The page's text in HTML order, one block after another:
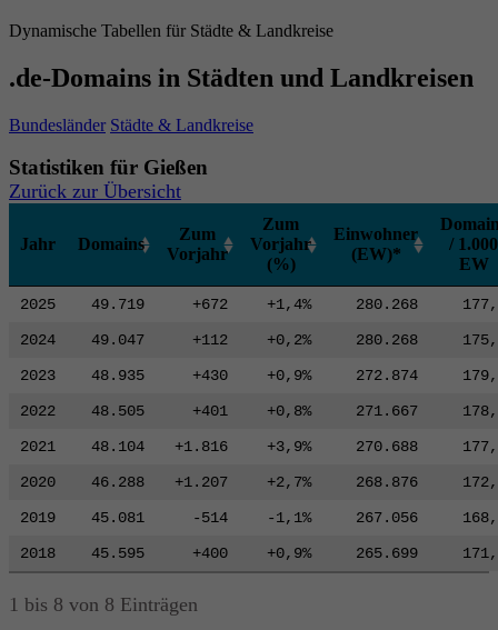
Dynamische Tabellen für Städte & Landkreise
.de-Domains in Städten und Landkreisen
Bundesländer Städte & Landkreise
Statistiken für Gießen
Zurück zur Übersicht
Jahr Domains
Zum
Vorjahr
Zum
Vorjahr
(%)
Einwohner
(EW)*
/ 1.000
EW
2025 49.719 +672 +1,4% 280.268
2024
49.047 +112 +0,2% 280.268
2023
48.935 +430 +0,9% 272.874
2022
48.505 +401 +0,8% 271.667
2021
48.104 +1.816 +3,9% 270.688
2020
46.288 +1.207 +2,7% 268.876
2019
45.081 -514 -1,1% 267.056
2018
45.595 +400 +0,9% 265.699
1 bis 8 von 8 Einträgen